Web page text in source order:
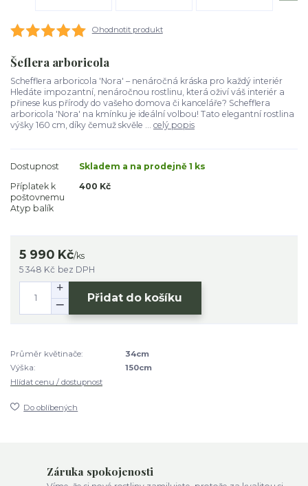
Ohodnotit produkt
Šeflera arboricola
Schefflera arboricola 'Nora' – nenáročná kráska pro každý interiér
Hledáte impozantní, nenáročnou rostlinu, která oživí váš interiér a
přinese kus přírody do vašeho domova či kanceláře? Schefflera
arboricola 'Nora' na kmínku je ideální volbou! Tato elegantní rostlina
výšky 160 cm, díky čemuž skvěle ... celý popis
Dostupnost
Skladem a na prodejně 1 ks
Příplatek k
poštovnemu
Atyp balík
400 Kč
5 990 Kč/ks
5 348 Kč bez DPH
Přidat do košíku
Průměr květinače:
34cm
Výška:
150cm
Hlídat cenu / dostupnost
Do oblíbených
Záruka spokojenosti